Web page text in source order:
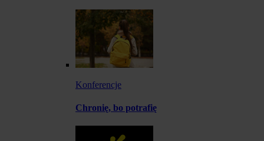
Konferencje
Chronię, bo potrafię